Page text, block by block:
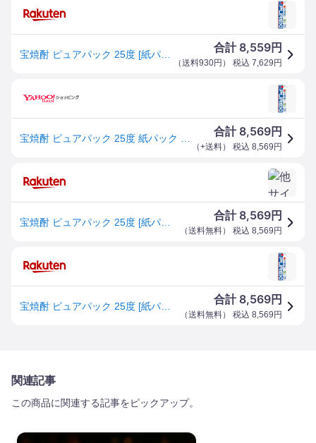
合計 8,559円
（送料930円 ） 税込 7,629 円
合計 8,569円
（+送料） 税込 8,569 円
合計 8,569円
（送料無料） 税込 8,569 円
合計 8,569円
（送料無料） 税込 8,569 円
関連記事
この商品に関連する記事をピックアップ。